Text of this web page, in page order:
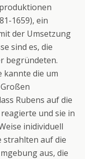
1659), ein
der Umsetzung
sind es, die
begründeten.
kannte die um
Rubens auf die
und sie in
inidividuell
strahlten auf die
aus, die